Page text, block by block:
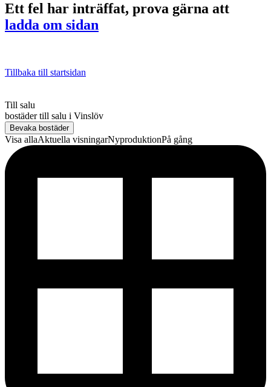
Ett fel har inträffat, prova gärna att
ladda om sidan
Tillbaka till startsidan
Till salu
bostäder till salu i Vinslöv
Bevaka bostäder
Visa allaAktuella visningarNyproduktionPå gång